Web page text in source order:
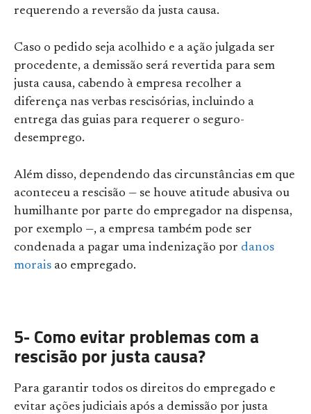
requerendo a reversão da justa causa.
Caso o pedido seja acolhido e a ação julgada ser
procedente, a demissão será revertida para sem
justa causa, cabendo à empresa recolher a
diferença nas verbas rescisórias, incluindo a
entrega das guias para requerer o seguro-
desemprego.
Além disso, dependendo das circunstâncias em que
aconteceu a rescisão — se houve atitude abusiva ou
humilhante por parte do empregador na dispensa,
por exemplo —, a empresa também pode ser
condenada a pagar uma indenização por danos
morais ao empregado.
5- Como evitar problemas com a
rescisão por justa causa?
Para garantir todos os direitos do empregado e
evitar ações judiciais após a demissão por justa